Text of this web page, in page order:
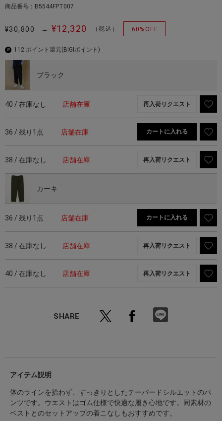
商品番号：B5544FPT007
¥30,800 → ¥12,320 （税込） 60%OFF
112 ポイント還元(BIGIポイント)
ブラック
40 / 在庫なし 店舗在庫 再入荷リクエスト
36 / 残り1点 店舗在庫 カートに入れる
38 / 在庫なし 店舗在庫 再入荷リクエスト
カーキ
36 / 残り1点 店舗在庫 カートに入れる
38 / 在庫なし 店舗在庫 再入荷リクエスト
40 / 在庫なし 店舗在庫 再入荷リクエスト
SHARE
アイテム説明
体のラインを拾わず、すっきりとしたテーパードシルエットのパ
ンツです。ウエストはゴム仕様で快適な履き心地です。同素材の
ベストとのセットアップの着こなしもおすすめです。